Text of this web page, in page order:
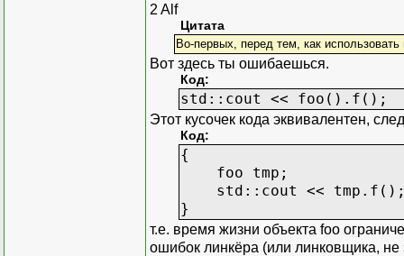
2 Alf
Цитата
Во-первых, перед тем, как
Вот здесь ты ошибаешься.
Код:
std::cout << foo().f();
Этот кусочек кода эквивалентен,
Код:
{
foo tmp;
std::cout <<
}
т.е. время жизни объекта foo
ошибок линкёра (или линковщика,